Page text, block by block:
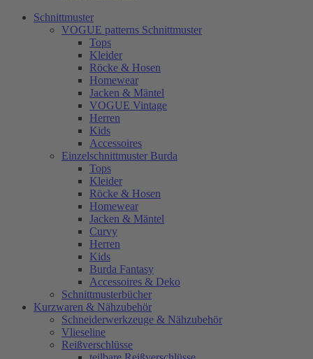
Schnittmuster
VOGUE patterns Schnittmuster
Tops
Kleider
Röcke & Hosen
Homewear
Jacken & Mäntel
VOGUE Vintage
Herren
Kids
Accessoires
Einzelschnittmuster Burda
Tops
Kleider
Röcke & Hosen
Homewear
Jacken & Mäntel
Curvy
Herren
Kids
Burda Fantasy
Accessoires & Deko
Schnittmusterbücher
Kurzwaren & Nähzubehör
Schneiderwerkzeuge & Nähzubehör
Vlieseline
Reißverschlüsse